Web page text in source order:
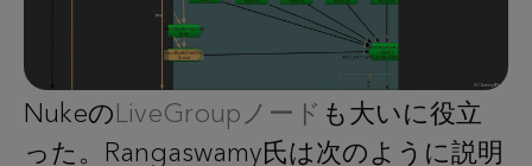
NukeのLiveGroupノード も大いに役立
った。Rangaswamy氏は次のように説明